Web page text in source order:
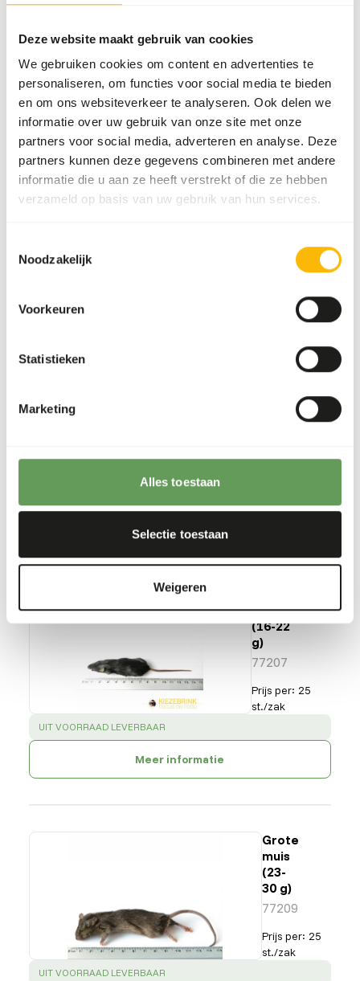
Deze website maakt gebruik van cookies
We gebruiken cookies om content en advertenties te
personaliseren, om functies voor social media te bieden
en om ons websiteverkeer te analyseren. Ook delen we
informatie over uw gebruik van onze site met onze
partners voor social media, adverteren en analyse. Deze
partners kunnen deze gegevens combineren met andere
informatie die u aan ze heeft verstrekt of die ze hebben
verzameld op basis van uw gebruik van hun services.
Noodzakelijk
Voorkeuren
Statistieken
Marketing
Alles toestaan
Selectie toestaan
Weigeren
Fuzzy
muis
(4-6
g)
Prijs per:25
Kleine
77205
st./zak
UIT VOORRAAD LEVERBAAR
Meer informatie
muis
(16-22
g)
77207
Prijs per: 25
st./zak
SUCCESS:
UIT VOORRAAD LEVERBAAR
Meer informatie
Grote
muis
(23-
30 g)
77209
Prijs per: 25
st./zak
SUCCESS:
UIT VOORRAAD LEVERBAAR